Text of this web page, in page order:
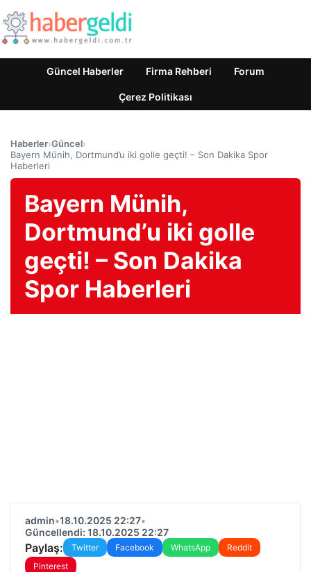
Güncel Haberler Firma Rehberi Forum
Çerez Politikası
Haberler›Güncel›
Bayern Münih, Dortmund’u iki golle geçti! – Son Dakika Spor
Haberleri
Bayern Münih,
Dortmund’u iki golle
geçti! – Son Dakika
Spor Haberleri
admin•18.10.2025 22:27•
Güncellendi: 18.10.2025 22:27
Paylaş: Twitter Facebook WhatsApp
Reddit
Pinterest